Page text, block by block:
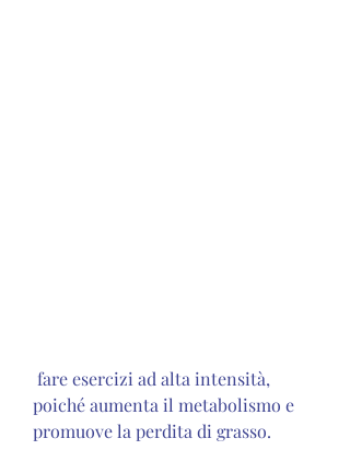
poiché aumenta il metabolismo e
promuove la perdita di grasso.